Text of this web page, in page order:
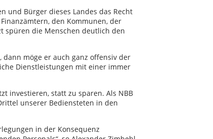
und Bürger dieses Landes das Recht
den Kommunen, der
spüren die Menschen deutlich den
möge er auch ganz offensiv der
Dienstleistungen mit einer immer
investieren, statt zu sparen. Als NBB
unserer Bediensteten in den
in der Konsequenz